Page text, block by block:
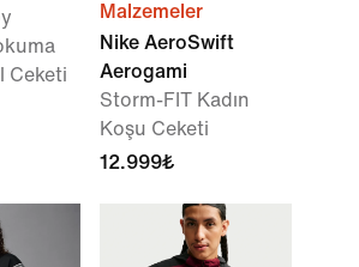
Ceketi
Malzemeler
Nike AeroSwift
Aerogami
Storm-FIT Kadın
Koşu Ceketi
12.999₺